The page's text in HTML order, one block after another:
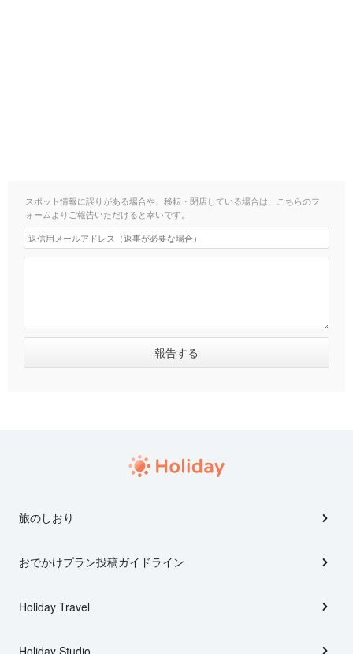
スポット情報に誤りがある場合や、移転・閉店している場合は、こちらのフ
ォームよりご報告いただけると幸いです。
旅のしおり
おでかけプラン投稿ガイドライン
Holiday Travel
Holiday Studio